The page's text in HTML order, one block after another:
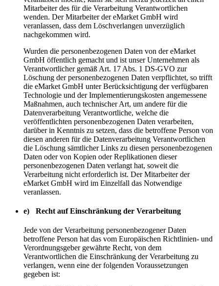
Mitarbeiter des für die Verarbeitung Verantwortlichen
wenden. Der Mitarbeiter der eMarket GmbH wird
veranlassen, dass dem Löschverlangen unverzüglich
nachgekommen wird.
Wurden die personenbezogenen Daten von der eMarket
GmbH öffentlich gemacht und ist unser Unternehmen als
Verantwortlicher gemäß Art. 17 Abs. 1 DS-GVO zur
Löschung der personenbezogenen Daten verpflichtet, so trifft
die eMarket GmbH unter Berücksichtigung der verfügbaren
Technologie und der Implementierungskosten angemessene
Maßnahmen, auch technischer Art, um andere für die
Datenverarbeitung Verantwortliche, welche die
veröffentlichten personenbezogenen Daten verarbeiten,
darüber in Kenntnis zu setzen, dass die betroffene Person von
diesen anderen für die Datenverarbeitung Verantwortlichen
die Löschung sämtlicher Links zu diesen personenbezogenen
Daten oder von Kopien oder Replikationen dieser
personenbezogenen Daten verlangt hat, soweit die
Verarbeitung nicht erforderlich ist. Der Mitarbeiter der
eMarket GmbH wird im Einzelfall das Notwendige
veranlassen.
e) Recht auf Einschränkung der Verarbeitung
Jede von der Verarbeitung personenbezogener Daten
betroffene Person hat das vom Europäischen Richtlinien- und
Verordnungsgeber gewährte Recht, von dem
Verantwortlichen die Einschränkung der Verarbeitung zu
verlangen, wenn eine der folgenden Voraussetzungen
gegeben ist: